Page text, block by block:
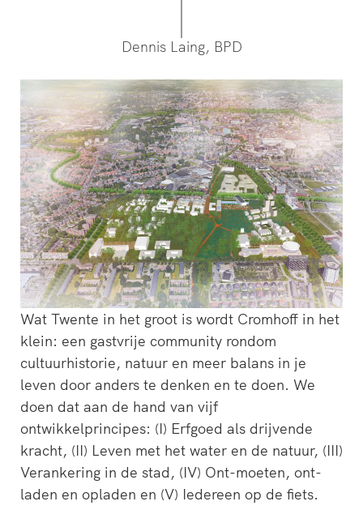
Dennis Laing, BPD
Wat Twente in het groot is wordt Cromhoff in het
klein: een gastvrije community rondom
cultuurhistorie, natuur en meer balans in je
leven door anders te denken en te doen. We
doen dat aan de hand van vijf
ontwikkelprincipes: (I) Erfgoed als drijvende
kracht, (II) Leven met het water en de natuur, (III)
Verankering in de stad, (IV) Ont-moeten, ont-
laden en opladen en (V) Iedereen op de fiets.